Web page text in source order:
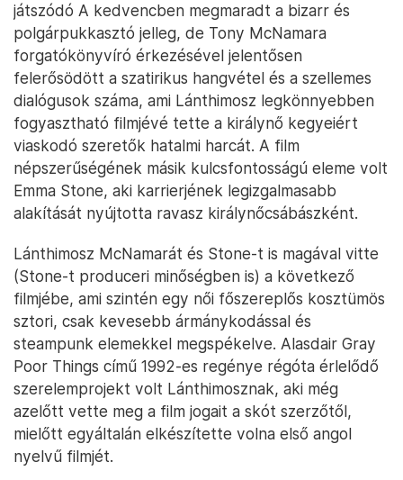
játszódó A kedvencben megmaradt a bizarr és
polgárpukkasztó jelleg, de Tony McNamara
forgatókönyvíró érkezésével jelentősen
felerősödött a szatirikus hangvétel és a szellemes
dialógusok száma, ami Lánthimosz legkönnyebben
fogyasztható filmjévé tette a királynő kegyeiért
viaskodó szeretők hatalmi harcát. A film
népszerűségének másik kulcsfontosságú eleme volt
Emma Stone, aki karrierjének legizgalmasabb
alakítását nyújtotta ravasz királynőcsábászként.
Lánthimosz McNamarát és Stone-t is magával vitte
(Stone-t produceri minőségben is) a következő
filmjébe, ami szintén egy női főszereplős kosztümös
sztori, csak kevesebb ármánykodással és
steampunk elemekkel megspékelve. Alasdair Gray
Poor Things című 1992-es regénye régóta érlelődő
szerelemprojekt volt Lánthimosznak, aki még
azelőtt vette meg a film jogait a skót szerzőtől,
mielőtt egyáltalán elkészítette volna első angol
nyelvű filmjét.